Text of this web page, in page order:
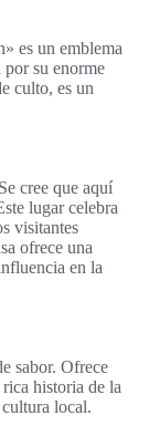
es un emblema
su enorme
culto, es un
cree que aquí
lugar celebra
visitantes
ofrece una
en la
sabor. Ofrece
historia de la
local.